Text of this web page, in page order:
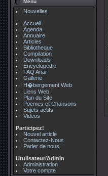
Menu
Nouvelles
Accueil
Agenda
Annuaire
Articles
Bibliotheque
Compilation
Downloads
Encyclopedie
FAQ Anar
Gallerie
H�bergement Web
Liens Web
Plan du Site
Poemes et Chansons
Sujets actifs
Videos
Participez!
Nouvel article
Contactez-Nous
Parler de nous
Utulisateur/Admin
Administration
Votre compte